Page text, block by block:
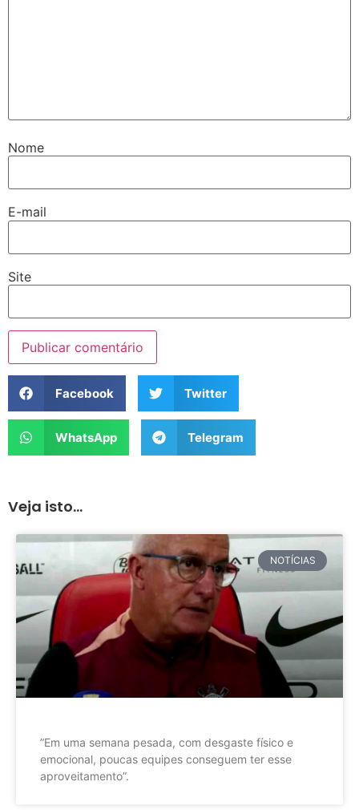
Nome
E-mail
Site
Facebook Twitter
WhatsApp Telegram
Veja isto...
NOTÍCIAS
”Em uma semana pesada, com desgaste físico e
emocional, poucas equipes conseguem ter esse
aproveitamento”.